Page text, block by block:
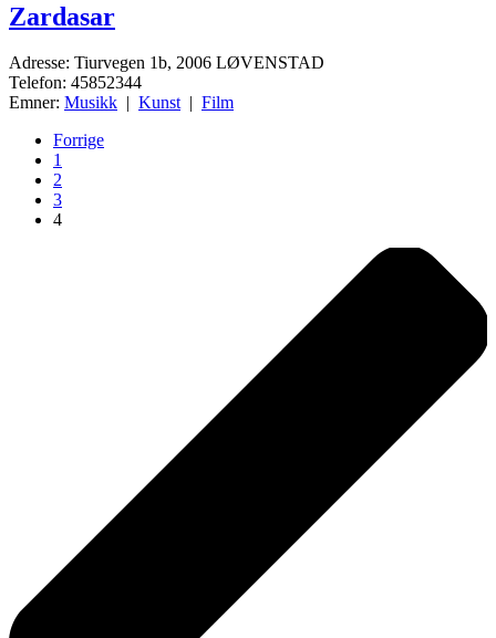
Zardasar
Adresse: Tiurvegen 1b, 2006 LØVENSTAD
Telefon: 45852344
Emner: Musikk | Kunst| Film
Forrige
1
2
3
4